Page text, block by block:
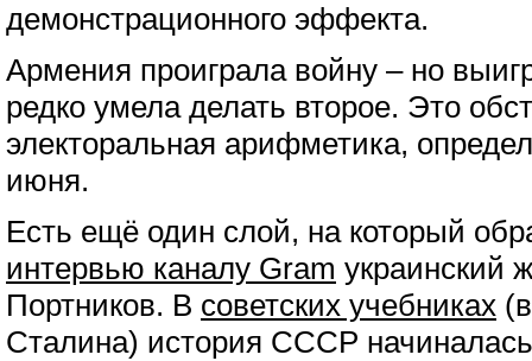
демонстрационного эффекта.
Армения проиграла войну – но
редко умела делать второе. Это
электоральная арифметика,
июня.
Есть ещё один слой, на который
интервью каналу Gram украинский
Портников. В советских учебниках
Сталина) история СССР начиналась